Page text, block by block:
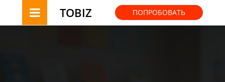
TOBIZ ПОПРОБОВАТЬ